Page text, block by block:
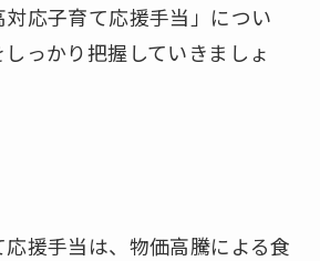
応子育て応援手当」につい
っかり把握していきましょ
援手当は、物価高騰による食